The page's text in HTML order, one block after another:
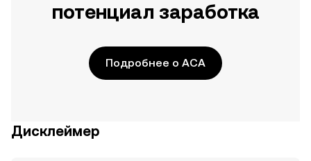
потенциал заработка
Подробнее о ACA
Дисклеймер